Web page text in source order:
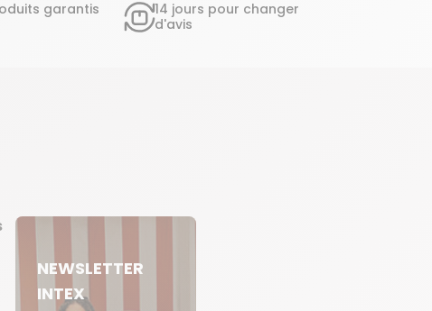
garantis
14 jours pour changer
d'avis
NEWSLETTER
INTEX